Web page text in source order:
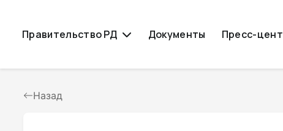
Правительство РД Документы Пресс-
Назад